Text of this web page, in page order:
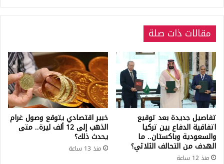
مقالات ذات صلة
تفاصيل جديدة بعد توقيع
اتفاقية الدفاع بين تركيا
والسعودية وباكستان.. ما
الهدف من التحالف الثلاثي؟
منذ 12 ساعة
خبير اقتصادي يتوقع وصول غرام
الذهب إلى 12 ألف ليرة.. متى
يحدث ذلك؟
منذ 13 ساعة